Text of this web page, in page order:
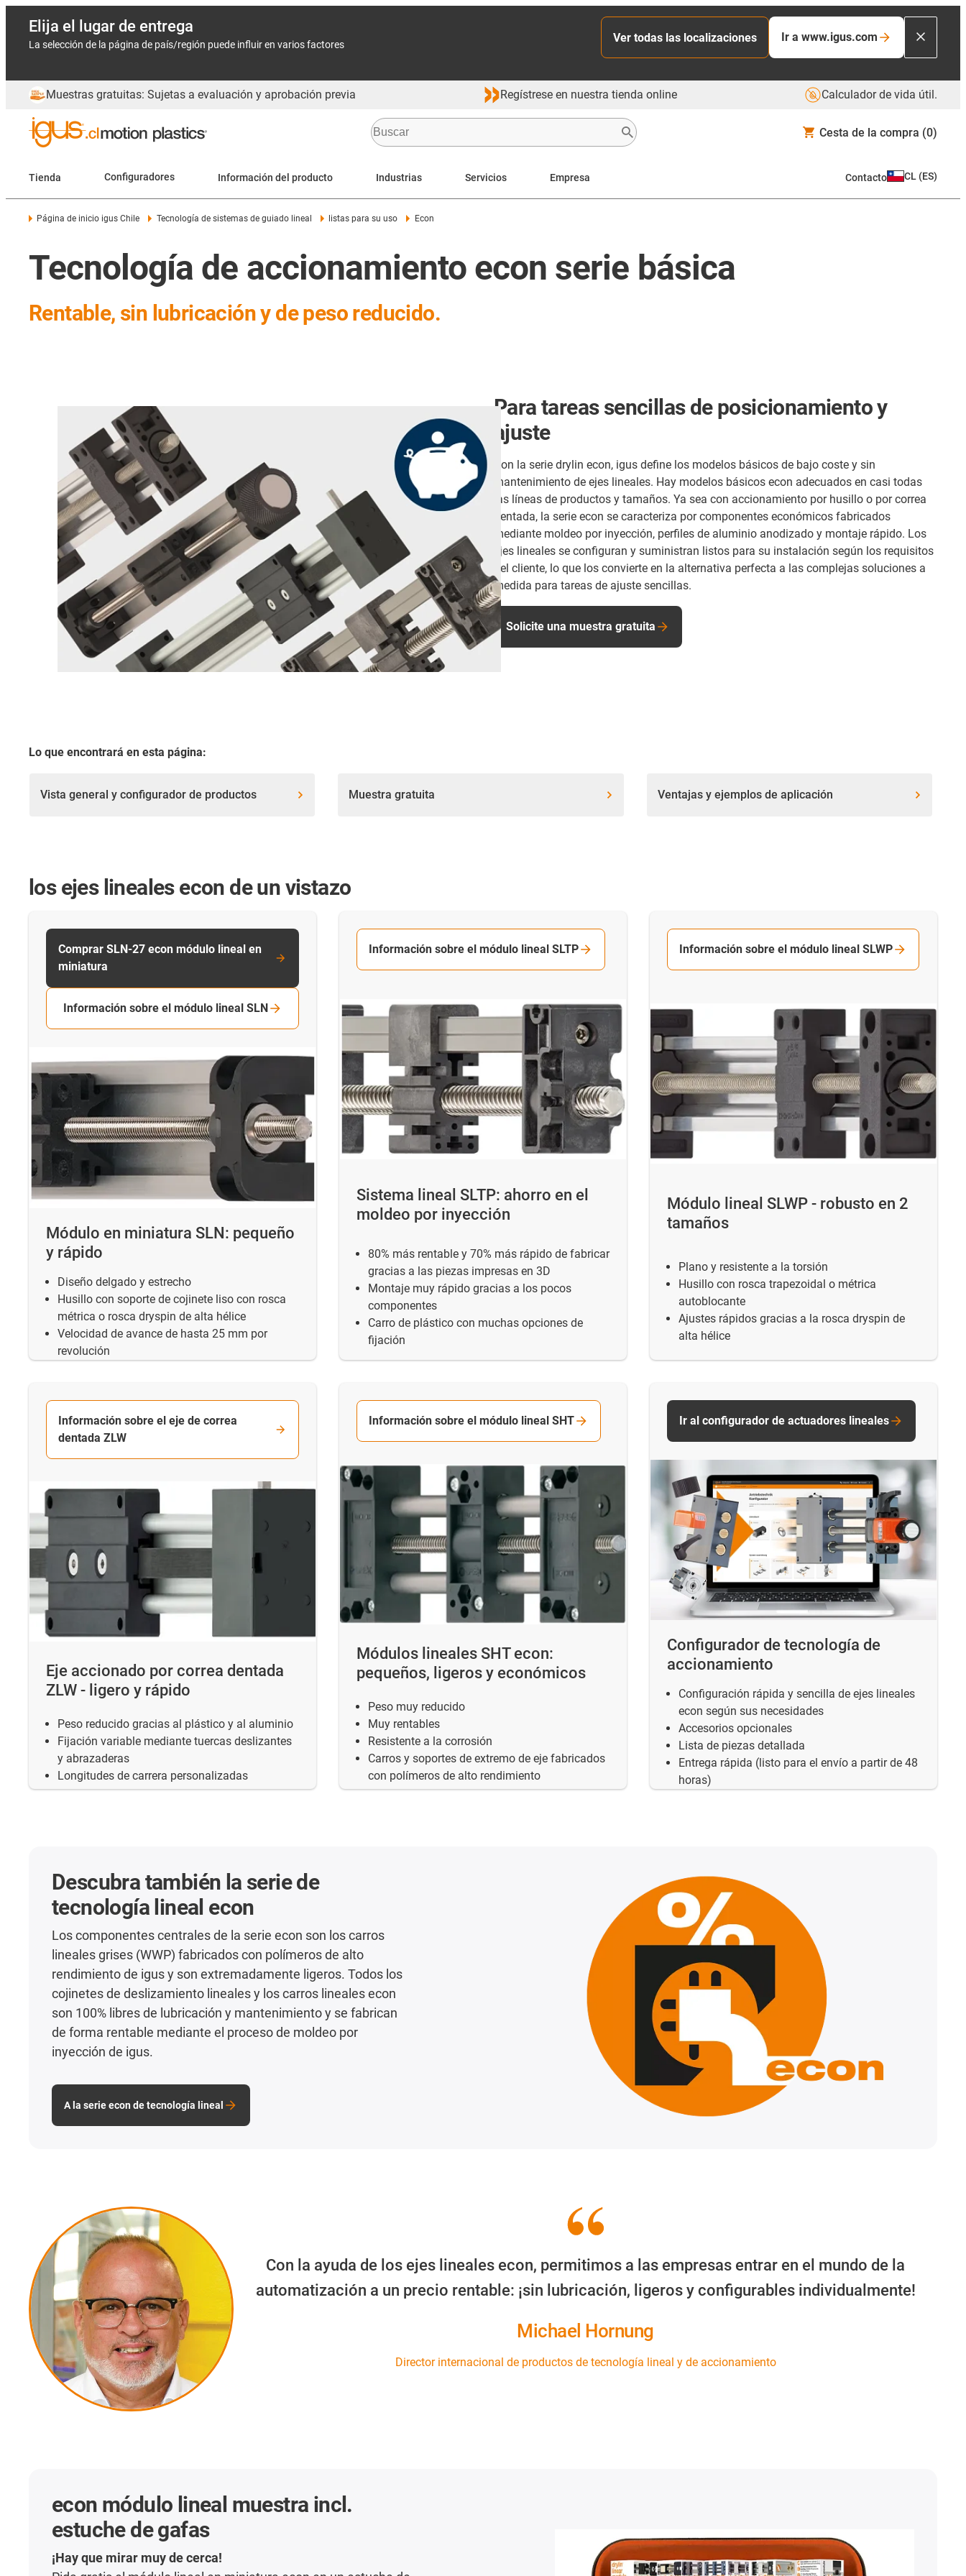
Elija el lugar de entrega
La selección de la página de país/región puede influir en varios factores
Ver todas las localizaciones Ir a www.igus.com
Muestras gratuitas: Sujetas a evaluación y aprobación previa Regístrese en nuestra tienda online Calculador de vida útil.
Cesta de la compra (0)
Tienda Configuradores Información del producto Industrias Servicios Empresa Contacto CL (ES)
Página de inicio igus Chile Tecnología de sistemas de guiado lineal listas para su uso Econ
Tecnología de accionamiento econ serie básica
Rentable, sin lubricación y de peso reducido.
Para tareas sencillas de posicionamiento y
ajuste
Con la serie drylin econ, igus define los modelos básicos de bajo coste y sin
mantenimiento de ejes lineales. Hay modelos básicos econ adecuados en casi todas
las líneas de productos y tamaños. Ya sea con accionamiento por husillo o por correa
dentada, la serie econ se caracteriza por componentes económicos fabricados
mediante moldeo por inyección, perfiles de aluminio anodizado y montaje rápido. Los
ejes lineales se configuran y suministran listos para su instalación según los requisitos
del cliente, lo que los convierte en la alternativa perfecta a las complejas soluciones a
medida para tareas de ajuste sencillas.
Solicite una muestra gratuita
Lo que encontrará en esta página:
Vista general y configurador de productos Muestra gratuita Ventajas y ejemplos de aplicación
los ejes lineales econ de un vistazo
Módulo en miniatura SLN: pequeño
y rápido
Diseño delgado y estrecho
Husillo con soporte de cojinete liso con rosca
métrica o rosca dryspin de alta hélice
Velocidad de avance de hasta 25 mm por
revolución
Comprar SLN-27 econ módulo lineal en
miniatura
Información sobre el módulo lineal SLN
Sistema lineal SLTP: ahorro en el
moldeo por inyección
80% más rentable y 70% más rápido de fabricar
gracias a las piezas impresas en 3D
Montaje muy rápido gracias a los pocos
componentes
Carro de plástico con muchas opciones de
fijación
Información sobre el módulo lineal SLTP
Módulo lineal SLWP - robusto en 2
tamaños
Plano y resistente a la torsión
Husillo con rosca trapezoidal o métrica
autoblocante
Ajustes rápidos gracias a la rosca dryspin de
alta hélice
Información sobre el módulo lineal SLWP
Eje accionado por correa dentada
ZLW - ligero y rápido
Peso reducido gracias al plástico y al aluminio
Fijación variable mediante tuercas deslizantes
y abrazaderas
Longitudes de carrera personalizadas
Información sobre el eje de correa
dentada ZLW
Módulos lineales SHT econ:
pequeños, ligeros y económicos
Peso muy reducido
Muy rentables
Resistente a la corrosión
Carros y soportes de extremo de eje fabricados
con polímeros de alto rendimiento
Información sobre el módulo lineal SHT
Configurador de tecnología de
accionamiento
Configuración rápida y sencilla de ejes lineales
econ según sus necesidades
Accesorios opcionales
Lista de piezas detallada
Entrega rápida (listo para el envío a partir de 48
horas)
Ir al configurador de actuadores lineales
Descubra también la serie de
tecnología lineal econ
Los componentes centrales de la serie econ son los carros
lineales grises (WWP) fabricados con polímeros de alto
rendimiento de igus y son extremadamente ligeros. Todos los
cojinetes de deslizamiento lineales y los carros lineales econ
son 100% libres de lubricación y mantenimiento y se fabrican
de forma rentable mediante el proceso de moldeo por
inyección de igus.
A la serie econ de tecnología lineal
Con la ayuda de los ejes lineales econ, permitimos a las empresas entrar en el mundo de la
automatización a un precio rentable: ¡sin lubricación, ligeros y configurables individualmente!
Michael Hornung
Director internacional de productos de tecnología lineal y de accionamiento
econ módulo lineal muestra incl.
estuche de gafas
¡Hay que mirar muy de cerca!